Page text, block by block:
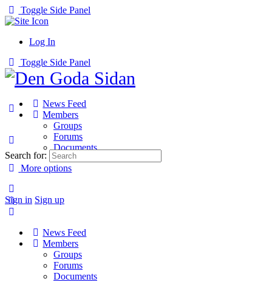
Toggle Side Panel
Log In
Toggle Side Panel
News Feed
Members
Groups
Forums
Documents
More options
Sign in Sign up
Search for:
News Feed
Members
Groups
Forums
Documents